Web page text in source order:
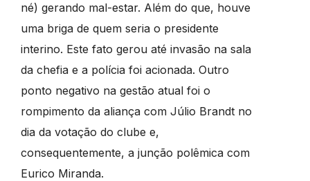
né) gerando mal-estar. Além do que, houve
uma briga de quem seria o presidente
interino. Este fato gerou até invasão na sala
da chefia e a polícia foi acionada. Outro
ponto negativo na gestão atual foi o
rompimento da aliança com Júlio Brandt no
dia da votação do clube e,
consequentemente, a junção polêmica com
Eurico Miranda.